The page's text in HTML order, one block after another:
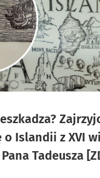
o Islandii z XVI
Tadeusza
zdjęć